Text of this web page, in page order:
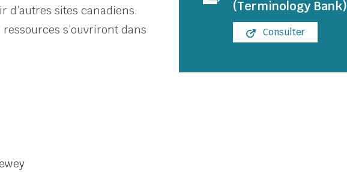
d’autres sites canadiens.
s’ouvriront dans
(Terminology Bank)
Consulter